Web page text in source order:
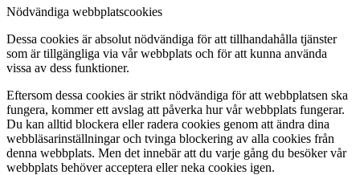
Nödvändiga webbplatscookies
Dessa cookies är absolut nödvändiga för att tillhandahålla tjänster
som är tillgängliga via vår webbplats och för att kunna använda
vissa av dess funktioner.
Eftersom dessa cookies är strikt nödvändiga för att webbplatsen ska
fungera, kommer ett avslag att påverka hur vår webbplats fungerar.
Du kan alltid blockera eller radera cookies genom att ändra dina
webbläsarinställningar och tvinga blockering av alla cookies från
denna webbplats. Men det innebär att du varje gång du besöker vår
webbplats behöver acceptera eller neka cookies igen.